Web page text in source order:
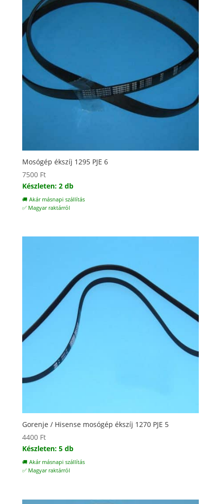
Mosógép ékszíj 1295 PJE 6
7500 Ft
Készleten: 2 db
🚚 Akár másnapi szállítás
✅ Magyar raktárról
Gorenje / Hisense mosógép ékszíj 1270 PJE 5
4400 Ft
Készleten: 5 db
🚚 Akár másnapi szállítás
✅ Magyar raktárról